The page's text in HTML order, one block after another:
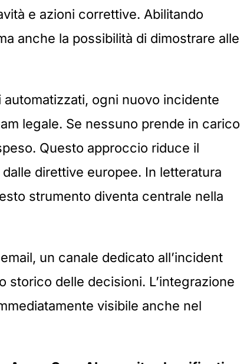
e azioni correttive. Abilitando
anche la possibilità di dimostrare alle
ogni nuovo incidente
legale. Se nessuno prende in carico
Questo approccio riduce il
direttive europee. In letteratura
strumento diventa centrale nella
un canale dedicato all’incident
delle decisioni. L’integrazione
visibile anche nel